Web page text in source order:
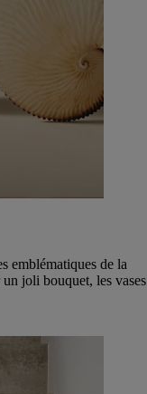
emblématiques de la
joli bouquet, les vases